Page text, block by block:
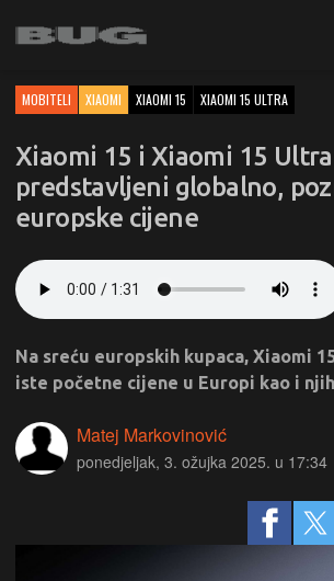
MOBITELI XIAOMI XIAOMI 15 XIAOMI 15 ULTRA
Xiaomi 15 i Xiaomi 15 Ultra
predstavljeni globalno,
europske cijene
Na sreću europskih kupaca, Xiaomi
iste početne cijene u Europi kao i
Matej Markovinović
ponedjeljak, 3. ožujka 2025. u 17:34